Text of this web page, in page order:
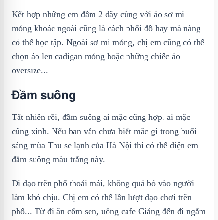
Kết hợp những em đầm 2 dây cùng với áo sơ mi
mỏng khoác ngoài cũng là cách phối đồ hay mà nàng
có thể học tập. Ngoài sơ mi mỏng, chị em cũng có thể
chọn áo len cadigan mỏng hoặc những chiếc áo
oversize...
Đầm suông
Tất nhiên rồi, đầm suông ai mặc cũng hợp, ai mặc
cũng xinh. Nếu bạn vẫn chưa biết mặc gì trong buổi
sáng mùa Thu se lạnh của Hà Nội thì có thể diện em
đầm suông màu trắng này.
Đi dạo trên phố thoải mái, không quá bó vào người
làm khó chịu. Chị em có thể lần lượt dạo chơi trên
phố... Từ đi ăn cốm sen, uống cafe Giảng đến đi ngắm